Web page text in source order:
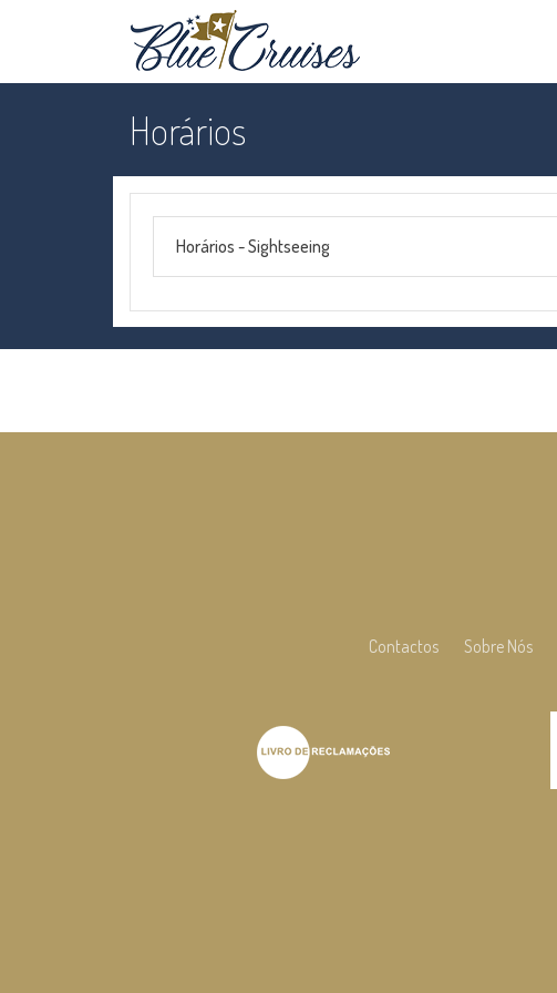
Horários
Horários - Sightseeing
Contactos Sobre Nós